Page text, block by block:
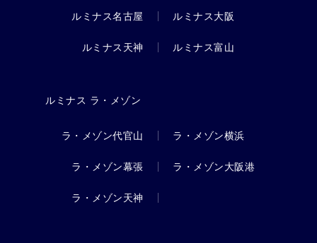
ルミナス名古屋 ルミナス大阪
ルミナス天神 ルミナス富山
ルミナス ラ・メゾン
ラ・メゾン代官山 ラ・メゾン横浜
ラ・メゾン幕張 ラ・メゾン大阪港
ラ・メゾン天神